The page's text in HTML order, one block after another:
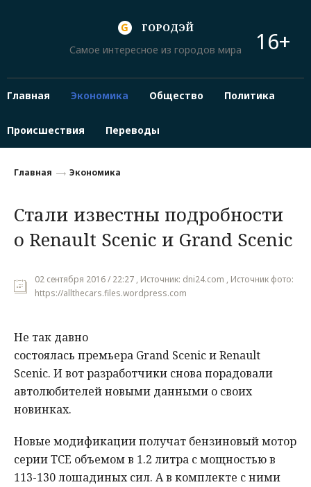
ГОРОДЭЙ
Самое интересное из городов мира
16+
Главная Экономика Общество Политика
Происшествия Переводы
Главная Экономика
Стали известны подробности
о Renault Scenic и Grand Scenic
02 сентября 2016 / 22:27 , Источник: dni24.com , Источник фото:
https://allthecars.files.wordpress.com
Не так давно
состоялась премьера Grand Scenic и Renault
Scenic. И вот разработчики снова порадовали
автолюбителей новыми данными о своих
новинках.
Новые модификации получат бензиновый мотор
серии TCE объемом в 1.2 литра с мощностью в
113-130 лошадиных сил. А в комплекте с ними